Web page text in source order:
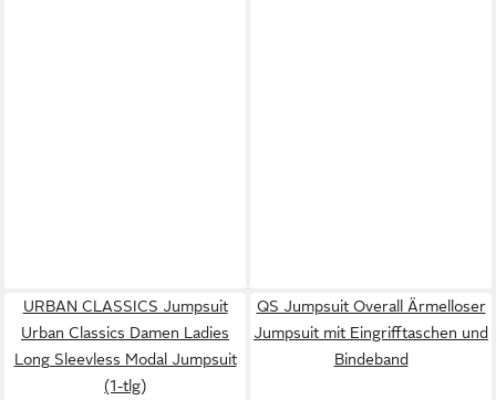
URBAN CLASSICS Jumpsuit
Urban Classics Damen Ladies
Long Sleevless Modal Jumpsuit
(1-tlg)
QS Jumpsuit Overall Ärmelloser
Jumpsuit mit Eingrifftaschen und
Bindeband